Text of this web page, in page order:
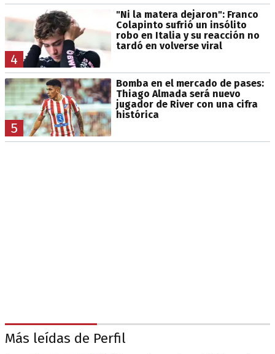
4
"Ni la matera dejaron": Franco
Colapinto sufrió un insólito
robo en Italia y su reacción no
tardó en volverse viral
5
Bomba en el mercado de pases:
Thiago Almada será nuevo
jugador de River con una cifra
histórica
Más leídas de Perfil